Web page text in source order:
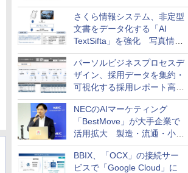
と危機管理広報を一体的に訓
練するプログラムを提供
さくら情報システム、非定型
文書をデータ化する「AI
TextSifta」を強化 写真情報
のデータ化などに対応
パーソルビジネスプロセスデ
ザイン、採用データを集約・
可視化する採用レポート高速
化サービスを提供
NECのAIマーケティング
「BestMove」が大手企業で
活用拡大 製造・流通・小売
企業・広告代理店などが実装
フェーズへ
BBIX、「OCX」の接続サー
ビスで「Google Cloud」に